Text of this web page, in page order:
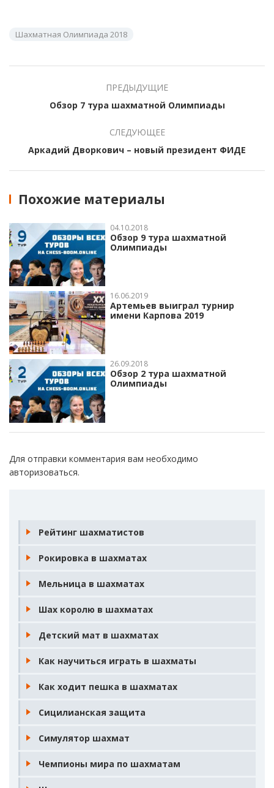
Шахматная Олимпиада 2018
ПРЕДЫДУЩИЕ
Обзор 7 тура шахматной Олимпиады
СЛЕДУЮЩЕЕ
Аркадий Дворкович – новый президент ФИДЕ
Похожие материалы
04.10.2018
Обзор 9 тура шахматной
Олимпиады
16.06.2019
Артемьев выиграл турнир
имени Карпова 2019
26.09.2018
Обзор 2 тура шахматной
Олимпиады
Для отправки комментария вам необходимо
авторизоваться.
Рейтинг шахматистов
Рокировка в шахматах
Мельница в шахматах
Шах королю в шахматах
Детский мат в шахматах
Как научиться играть в шахматы
Как ходит пешка в шахматах
Сицилианская защита
Симулятор шахмат
Чемпионы мира по шахматам